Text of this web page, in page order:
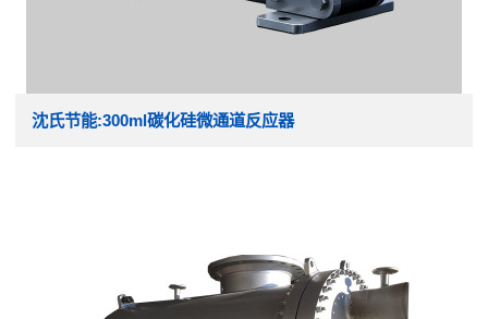
沈氏节能:300ml碳化硅微通道反应器